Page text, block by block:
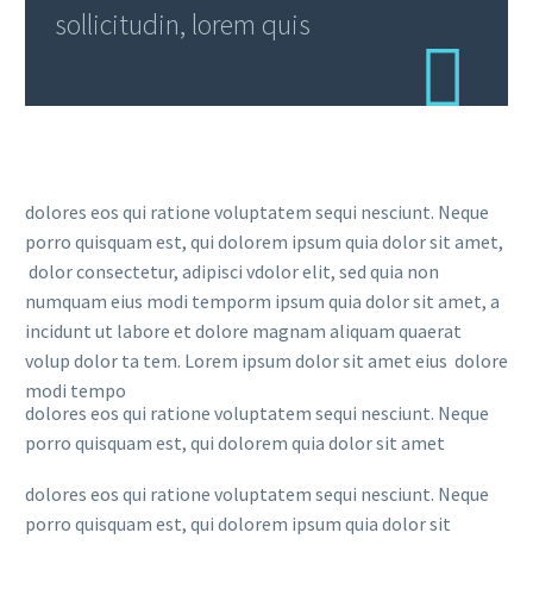
sollicitudin, lorem quis
dolores eos qui ratione voluptatem sequi nesciunt. Neque
porro quisquam est, qui dolorem ipsum quia dolor sit amet,
dolor consectetur, adipisci vdolor elit, sed quia non
numquam eius modi temporm ipsum quia dolor sit amet, a
incidunt ut labore et dolore magnam aliquam quaerat
volup dolor ta tem. Lorem ipsum dolor sit amet eius dolore
modi tempo
dolores eos qui ratione voluptatem sequi nesciunt. Neque
porro quisquam est, qui dolorem quia dolor sit amet
dolores eos qui ratione voluptatem sequi nesciunt. Neque
porro quisquam est, qui dolorem ipsum quia dolor sit